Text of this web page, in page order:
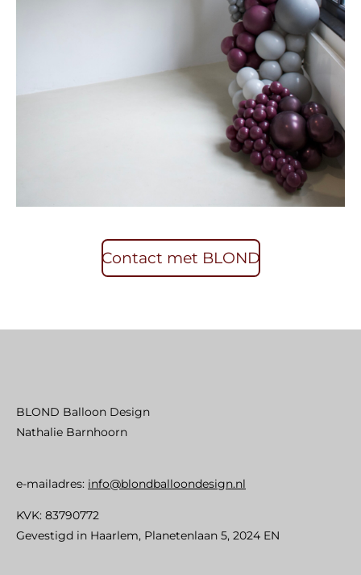
Contact met BLOND
BLOND Balloon Design
Nathalie Barnhoorn
e-mailadres: info@blondballoondesign.nl
KVK: 83790772
Gevestigd in Haarlem, Planetenlaan 5, 2024 EN